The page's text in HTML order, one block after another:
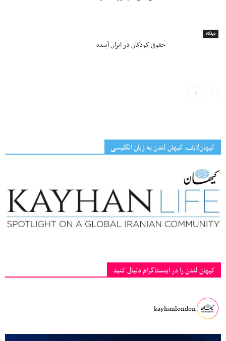
دیدگاه
حقوق کودکان در ایران آینده
کیهان‌لایف، کیهان لندن به زبان انگلیسی
کیهان لندن را در اینستاگرام دنبال کنید
kayhanlondon